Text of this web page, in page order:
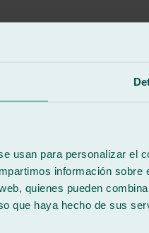
usan para personalizar el
información
quienes pueden
que haya hecho de sus